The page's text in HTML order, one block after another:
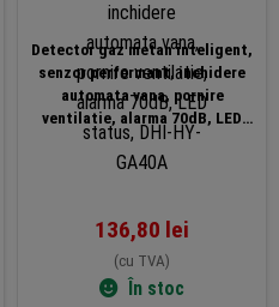
Detector gaz metan inteligent,
senzor performant, inchidere
automata vana, pornire
ventilatie, alarma 70dB, LED
status, DHI-HY-GA40A
136,80 lei
(cu TVA)
În stoc